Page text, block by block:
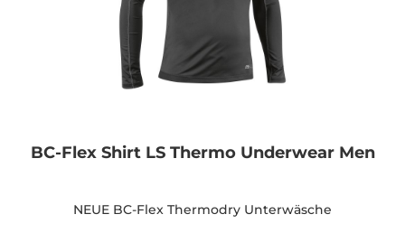
BC-Flex Shirt LS Thermo Underwear Men
NEUE BC-Flex Thermodry Unterwäsche